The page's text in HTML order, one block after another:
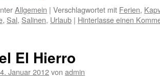
Allgemein | Verschlagwortet mit Ferien,
, Sal, Salinen, Urlaub | Hinterlasse einen
El Hierro
Januar 2012von admin